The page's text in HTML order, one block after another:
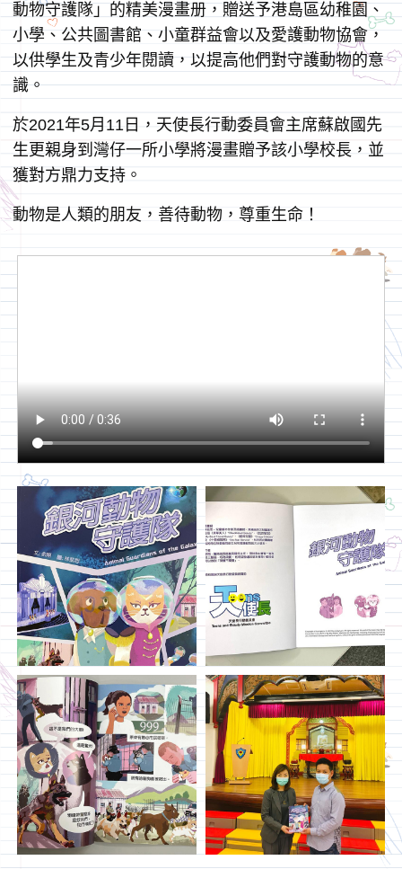
動物守護隊」的精美漫畫册，贈送予港島區幼稚園、
小學、公共圖書館、小童群益會以及愛護動物協會，
以供學生及青少年閱讀，以提高他們對守護動物的意
識。
於2021年5月11日，天使長行動委員會主席蘇啟國先
生更親身到灣仔一所小學將漫畫贈予該小學校長，並
獲對方鼎力支持。
動物是人類的朋友，善待動物，尊重生命！